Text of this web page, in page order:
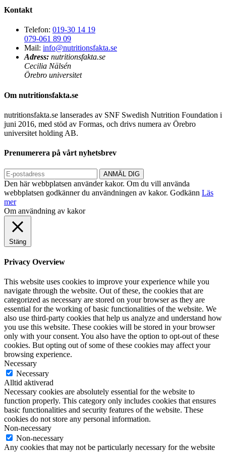
Kontakt
Telefon: 019-30 14 19
079-061 89 09
Mail: info@nutritionsfakta.se
Adress: nutritionsfakta.se
Cecilia Nälsén
Örebro universitet
Om nutritionsfakta.se
nutritionsfakta.se lanserades av SNF Swedish Nutrition Foundation i
juni 2016, med stöd av Formas, och drivs numera av Örebro
universitet holding AB.
Prenumerera på vårt nyhetsbrev
Den här webbplatsen använder kakor. Om du vill använda
webbplatsen godkänner du användningen av kakor. Godkänn Läs
mer
Om användning av kakor
Stäng
Privacy Overview
This website uses cookies to improve your experience while you
navigate through the website. Out of these, the cookies that are
categorized as necessary are stored on your browser as they are
essential for the working of basic functionalities of the website. We
also use third-party cookies that help us analyze and understand how
you use this website. These cookies will be stored in your browser
only with your consent. You also have the option to opt-out of these
cookies. But opting out of some of these cookies may affect your
browsing experience.
Necessary
Necessary
Alltid aktiverad
Necessary cookies are absolutely essential for the website to
function properly. This category only includes cookies that ensures
basic functionalities and security features of the website. These
cookies do not store any personal information.
Non-necessary
Non-necessary
Any cookies that may not be particularly necessary for the website